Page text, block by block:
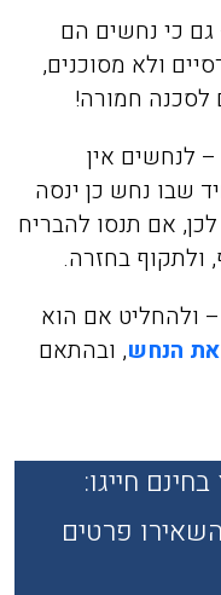
גם כי נחשים הם
ולא מסוכנים,
לסכנה חמורה!
– לנחשים אין
שבו נחש כן ינסה
אם תנסו להבריח
ולתקוף בחזרה.
– ולהחליט אם הוא
את הנחש, ובהתאם
חייגו:
פרטים